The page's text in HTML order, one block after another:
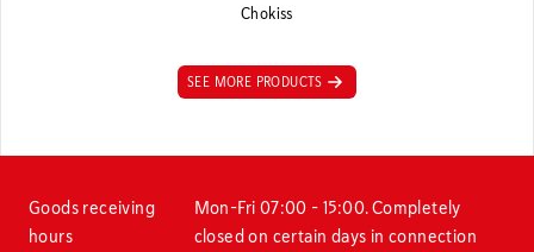
Chokiss
SEE MORE PRODUCTS
Goods receiving
hours
Mon–Fri 07:00 – 15:00. Completely
closed on certain days in connection